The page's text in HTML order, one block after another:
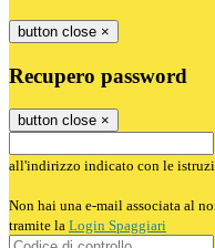
button close ×
Recupero password
button close ×
all'indirizzo indicato con le
Non hai una e-mail associata al
tramite la Login Spaggiari